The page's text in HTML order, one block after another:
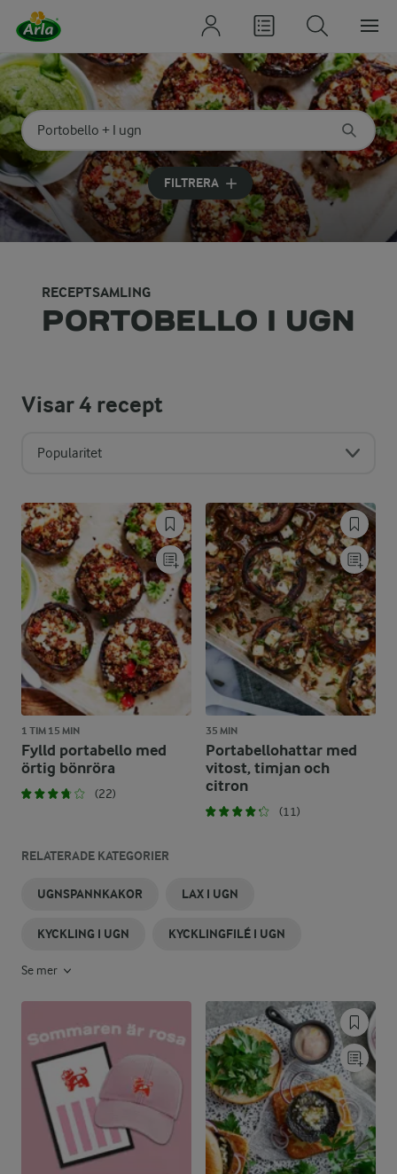
Sök på kategori eller ingrediens
Skriv in sökord för att få förslag
FILTRERA
RECEPTSAMLING
PORTOBELLO I UGN
Visar4 recept
Popularitet
1 TIM 15 MIN
Fylld portabello med
örtig bönröra
(22)
35 MIN
Portabellohattar med
vitost, timjan och
citron
(11)
RELATERADE KATEGORIER
UGNSPANNKAKOR LAX I UGN
KYCKLING I UGN KYCKLINGFILÉ I UGN
Se mer